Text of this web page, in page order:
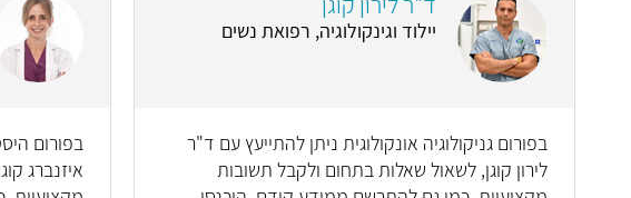
יילוד וגינקולוגיה, רפואת נשים
בפורום גניקולוגיה אונקולוגית ניתן להתייעץ עם ד"ר
לירון קוגן, לשאול שאלות בתחום ולקבל תשובות
בפורום
איזנברג